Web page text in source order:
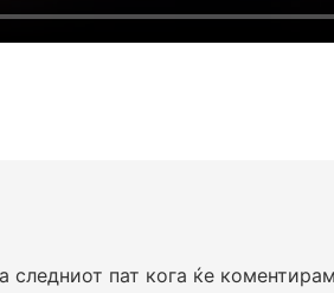
следниот пат кога ќе